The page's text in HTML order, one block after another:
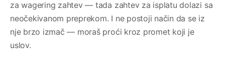
za wagering zahtev — tada zahtev za isplatu dolazi sa
neočekivanom preprekom. I ne postoji način da se iz
nje brzo izmač — moraš proći kroz promet koji je
uslov.